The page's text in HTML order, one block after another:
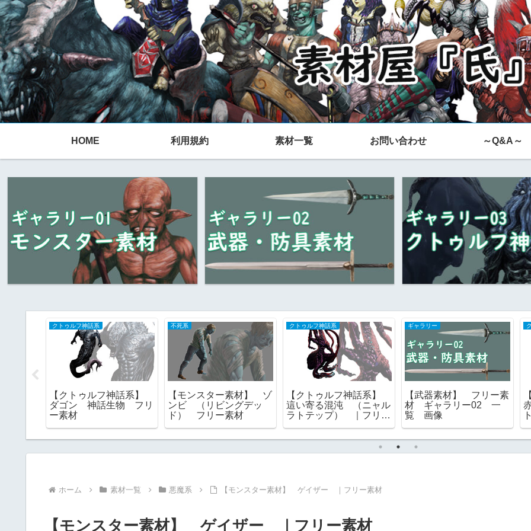
HOME 利用規約 素材一覧 お問い合わせ ～Q&A～
クトゥルフ神話系
【クトゥルフ神話系】
赤の女王 （ナイアーラ
トテップ） フリー素
材 TRPG
クトゥルフ神話系
【クトゥルフ神話系】
イドラ （イー・ト・ラ
ー） 夢の魔女 覆い隠
すもの 外なる神 フリ
BLOG
【無料素材】クトゥルフ
一族・完全集結！ゾス三
神からイダ＝ヤアァ、イ
ンスマス面まで網羅｜
ソロモン72柱
【モンスター素材】 ウ
ァラク （ヴァラク）
［ソロモン72柱］ 総
裁 グリモワール ゴエ
ギャ
【
魔
ラ
ル
ホーム 素材一覧 悪魔系 【モンスター素材】 ゲイザー ｜フリー素材
【モンスター素材】 ゲイザー ｜フリー素材